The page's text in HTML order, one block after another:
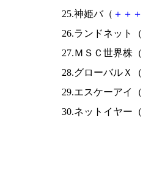
25.神姫バ（ ＋ ＋ ＋
26.ランドネット（
27.ＭＳＣ世界株（
28.グローバルＸ（
29.エスケーアイ（
30.ネットイヤー（